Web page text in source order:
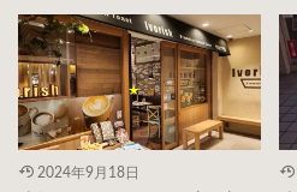
2024年9月18日